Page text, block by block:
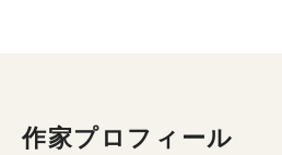
作家プロフィール